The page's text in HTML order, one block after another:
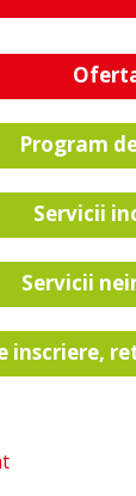
Program
Servicii
Servicii
inscriere,